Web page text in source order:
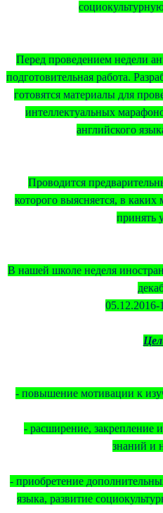
Перед проведением недели
подготовительная работа.
готовятся материалы для
интеллектуальных
английского
Проводится
которого выясняется, в
принять
В нашей школе неделя
05.12.2016-
- повышение мотивации к
- расширение, закрепление
знаний и
- приобретение
языка, развитие